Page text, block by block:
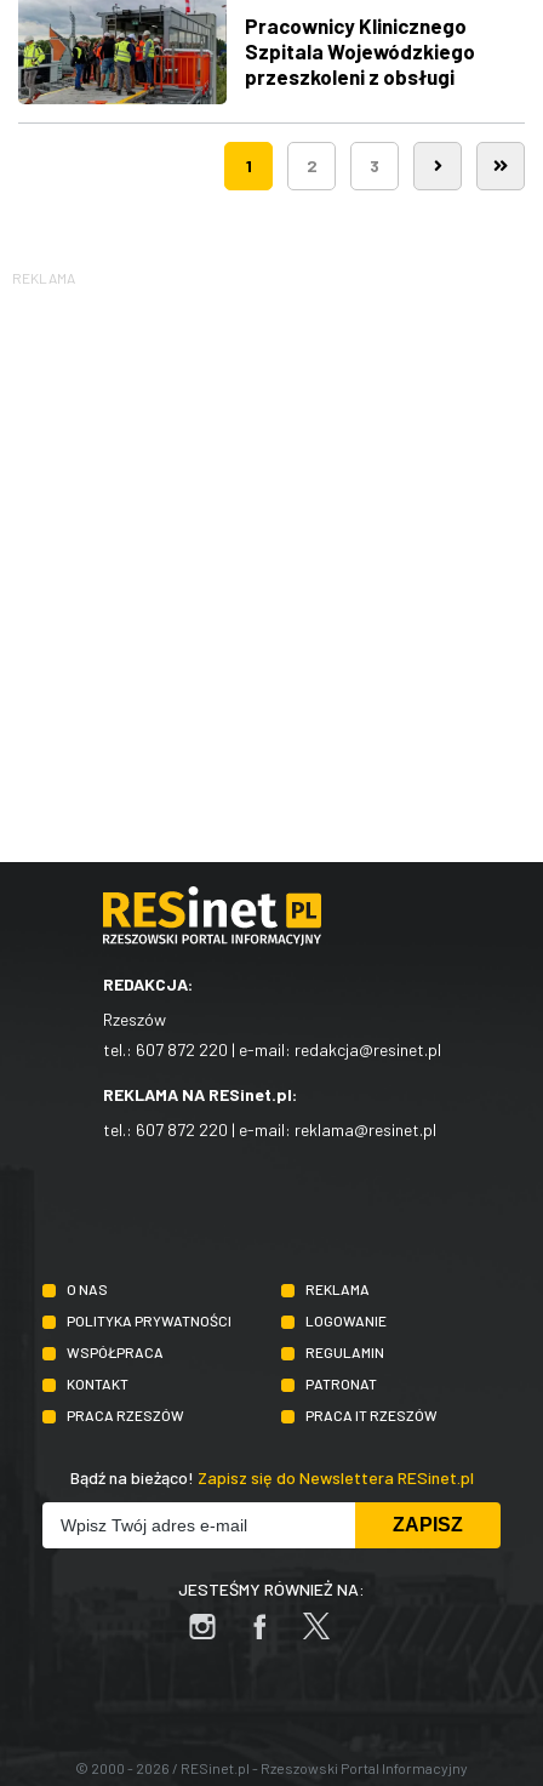
Pracownicy Klinicznego
Szpitala Wojewódzkiego
przeszkoleni z obsługi
śmigłowców LPR
1 2 3
REKLAMA
REDAKCJA:
Rzeszów
tel.: 607 872 220 | e-mail: redakcja@resinet.pl
REKLAMA NA RESinet.pl:
tel.: 607 872 220 | e-mail: reklama@resinet.pl
O NAS
REKLAMA
POLITYKA PRYWATNOŚCI
LOGOWANIE
WSPÓŁPRACA
REGULAMIN
KONTAKT
PATRONAT
PRACA RZESZÓW
PRACA IT RZESZÓW
Bądź na bieżąco! Zapisz się do Newslettera RESinet.pl
JESTEŚMY RÓWNIEŻ NA:
© 2000 - 2026 / RESinet.pl - Rzeszowski Portal Informacyjny